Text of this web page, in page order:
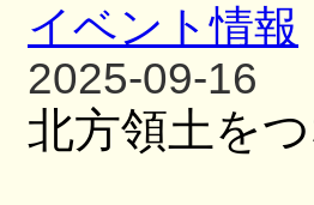
イベント情報
2025-09-16
北方領土を